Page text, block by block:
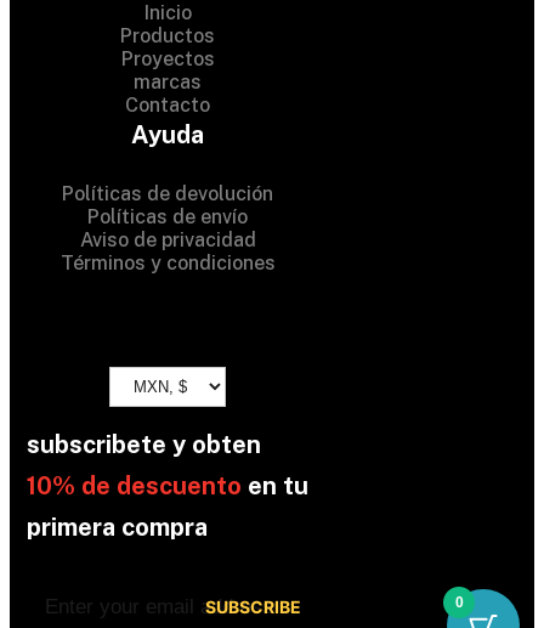
Inicio
Productos
Proyectos
marcas
Contacto
Ayuda
Políticas de devolución
Políticas de envío
Aviso de privacidad
Términos y condiciones
subscribete y obten
10% de descuento en tu
primera compra
0